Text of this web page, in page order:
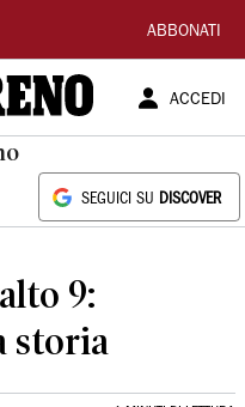
ABBONATI
ACCEDI
SEGUICI SU DISCOVER
9:
storia